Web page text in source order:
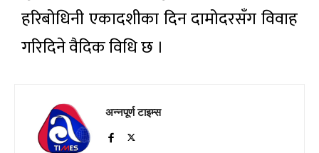
हरिबोधिनी एकादशीका दिन दामोदरसँग विवाह
गरिदिने वैदिक विधि छ ।
अन्नपूर्ण टाइम्स